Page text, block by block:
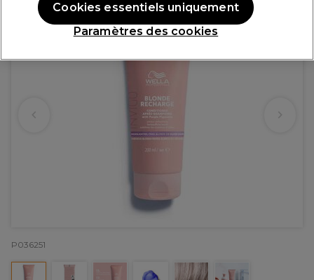
P036251
Paramètres des cookies
Cookies essentiels uniquement